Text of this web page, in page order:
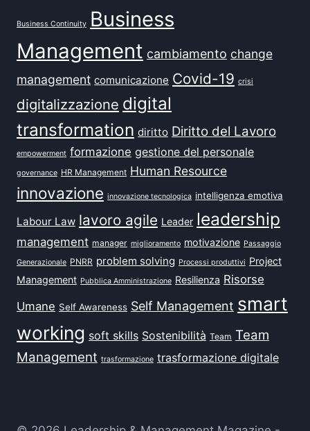
Business Continuity Business
Management cambiamento change
management comunicazione Covid-19 crisi
digitalizzazione digital
transformation diritto Diritto del Lavoro
empowerment formazione gestione del personale
governance HR Management Human Resource
innovazione innovazione tecnologica intelligenza emotiva
Labour Law lavoro agile Leader leadership
management manager miglioramento motivazione Passaggio
Generazionale PNRR problem solving Processi produttivi Project
Management Pubblica Amministrazione Resilienza Risorse
Umane Self Awareness Self Management smart
working soft skills Sostenibilità Team Team
Management trasformazione trasformazione digitale